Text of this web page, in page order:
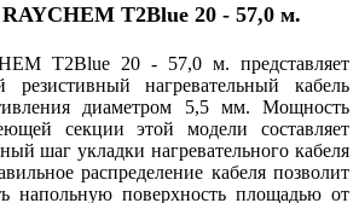
RAYCHEM T2Blue 20 - 57,0 м.
T2Blue 20 - 57,0 м. представляет
резистивный нагревательный кабель
диаметром 5,5 мм. Мощность
секции этой модели составляет
шаг укладки нагревательного кабеля
распределение кабеля позволит
напольную поверхность площадью от